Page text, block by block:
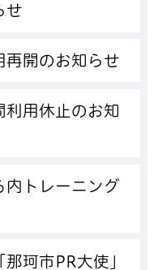
せ
再開のお知らせ
利用休止のお知
内トレーニング
珂市PR大使」